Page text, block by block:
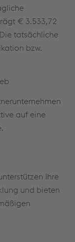
legen
€ 3.533,72
tatsächliche
bzw.
auf eine
Ihre
und bieten